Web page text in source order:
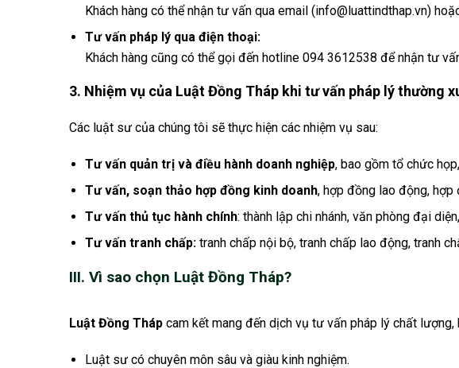
Khách hàng có thể nhận tư vấn qua email (info@luattindthap.vn)
Tư vấn pháp lý qua điện thoại:
Khách hàng cũng có thể gọi đến hotline 094 3612538 để nhận tư
3. Nhiệm vụ của Luật Đồng Tháp khi tư vấn pháp lý thường
Các luật sư của chúng tôi sẽ thực hiện các nhiệm vụ sau:
Tư vấn quản trị và điều hành doanh nghiệp, bao gồm tổ chức
Tư vấn, soạn thảo hợp đồng kinh doanh, hợp đồng lao động, hợp
Tư vấn thủ tục hành chính: thành lập chi nhánh, văn phòng đại
Tư vấn tranh chấp: tranh chấp nội bộ, tranh chấp lao động, tranh
III. Vì sao chọn Luật Đồng Tháp?
Luật Đồng Tháp cam kết mang đến dịch vụ tư vấn pháp lý chất lượng,
Luật sư có chuyên môn sâu và giàu kinh nghiệm.